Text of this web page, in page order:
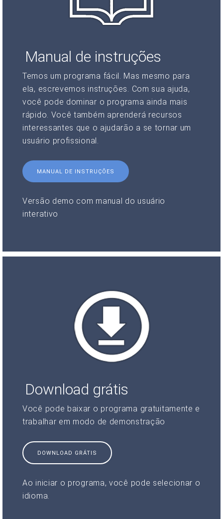
Manual de instruções
Temos um programa fácil. Mas mesmo para
ela, escrevemos instruções. Com sua ajuda,
você pode dominar o programa ainda mais
rápido. Você também aprenderá recursos
interessantes que o ajudarão a se tornar um
usuário profissional.
MANUAL DE INSTRUÇÕES
Versão demo com manual do usuário
interativo
Download grátis
Você pode baixar o programa gratuitamente e
trabalhar em modo de demonstração
DOWNLOAD GRÁTIS
Ao iniciar o programa, você pode selecionar o
idioma.